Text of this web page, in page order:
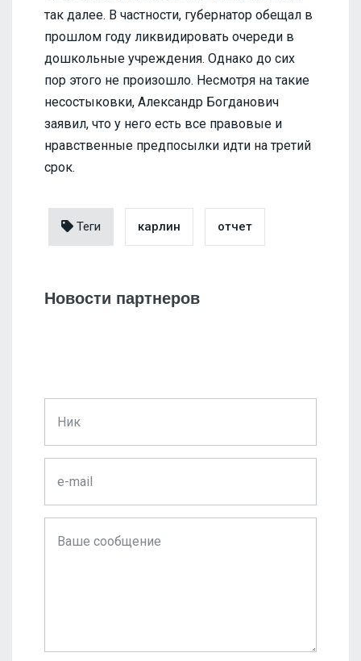
так далее. В частности, губернатор обещал в
прошлом году ликвидировать очереди в
дошкольные учреждения. Однако до сих
пор этого не произошло. Несмотря на такие
несостыковки, Александр Богданович
заявил, что у него есть все правовые и
нравственные предпосылки идти на третий
срок.
Теги карлин отчет
Новости партнеров